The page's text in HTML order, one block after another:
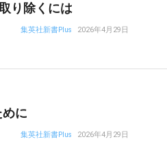
り除くには
集英社新書Plus 2026年4月29日
に
集英社新書Plus 2026年4月29日